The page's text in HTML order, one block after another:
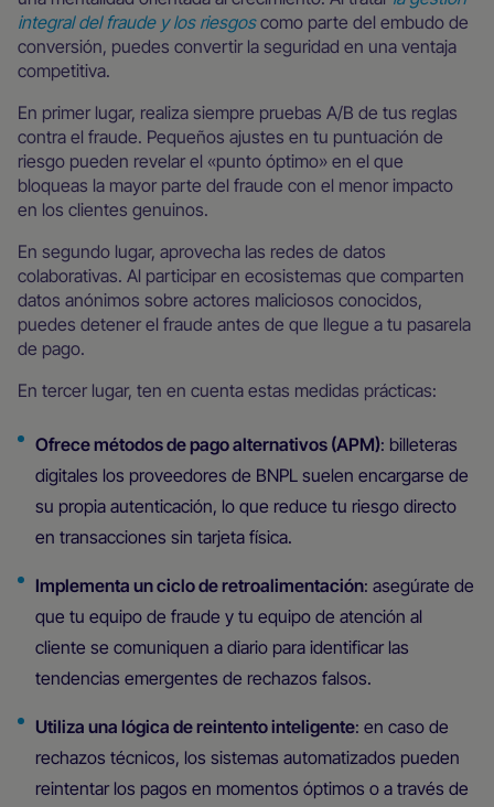
integral del fraude y los riesgoscomo parte del embudo de
conversión, puedes convertir la seguridad en una ventaja
competitiva.
En primer lugar, realiza siempre pruebas A/B de tus reglas
contra el fraude. Pequeños ajustes en tu puntuación de
riesgo pueden revelar el «punto óptimo» en el que
bloqueas la mayor parte del fraude con el menor impacto
en los clientes genuinos.
En segundo lugar, aprovecha las redes de datos
colaborativas. Al participar en ecosistemas que comparten
datos anónimos sobre actores maliciosos conocidos,
puedes detener el fraude antes de que llegue a tu pasarela
de pago.
En tercer lugar, ten en cuenta estas medidas prácticas:
Ofrece métodos de pago alternativos (APM): billeteras
digitales los proveedores de BNPL suelen encargarse de
su propia autenticación, lo que reduce tu riesgo directo
en transacciones sin tarjeta física.
Implementa un ciclo de retroalimentación: asegúrate de
que tu equipo de fraude y tu equipo de atención al
cliente se comuniquen a diario para identificar las
tendencias emergentes de rechazos falsos.
Utiliza una lógica de reintento inteligente: en caso de
rechazos técnicos, los sistemas automatizados pueden
reintentar los pagos en momentos óptimos o a través de